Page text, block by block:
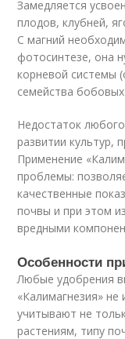
Замедляется
плодов, клубней,
C магний
фотосинтезе, она
корневой системы
семейства
Недостаток
развитии культур,
Применение
проблемы:
качественные
почвы и при этом
вредными
Особенности
Любые удобрения
«Калимагнезия»
учитывают не
растениям, типу